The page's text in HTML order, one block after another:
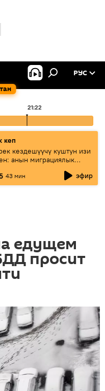
РУС
21:22
кеп
кездешүүчү куштун изи
анын миграциялык
эмнеден кабар берет?
43 мин эфир
едущем
просит